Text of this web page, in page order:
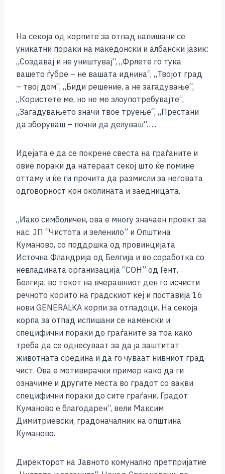
На секоја од корпите за отпад напишани се
уникатни пораки на македонски и албански јазик:
„Создавај и не уништувај“, „Фрлете го тука
вашето ѓубре – не вашата иднина“, „Твојот град
– твој дом“, „Биди решение, а не загадување“,
„Користете ме, но не ме злоупотребувајте“,
„Загадувањето значи твое труење“, „Престани
да зборуваш – почни да делуваш“…..
Идејата е да се покрене свеста на граѓаните и
овие пораки да натераат секој што ќе помине
оттаму и ќе ги прочита да размисли за неговата
одговорност кон околината и заедницата.
„Иако симболичен, ова е многу значаен проект за
нас. ЈП “Чистота и зеленило” и Општина
Куманово, со поддршка од провинцијата
Источна Фландрија од Белгија и во соработка со
невладината организација “СОН” од Гент,
Белгија, во текот на вчерашниот ден го исчисти
речното корито на градскиот кеј и поставија 16
нови GENERALKA корпи за отпадоци. На секоја
корпа за отпад испишани се наменски и
специфични пораки до граѓаните за тоа како
треба да се однесуваат за да ја заштитат
животната средина и да го чуваат нивниот град
чист. Ова е мотивирачки пример како да ги
означиме и другите места во градот со вакви
специфични пораки до сите граѓани. Градот
Куманово е благодарен“, вели Максим
Димитриевски, градоначалник на општина
Куманово.
Директорот на Јавното комунално претпријатие